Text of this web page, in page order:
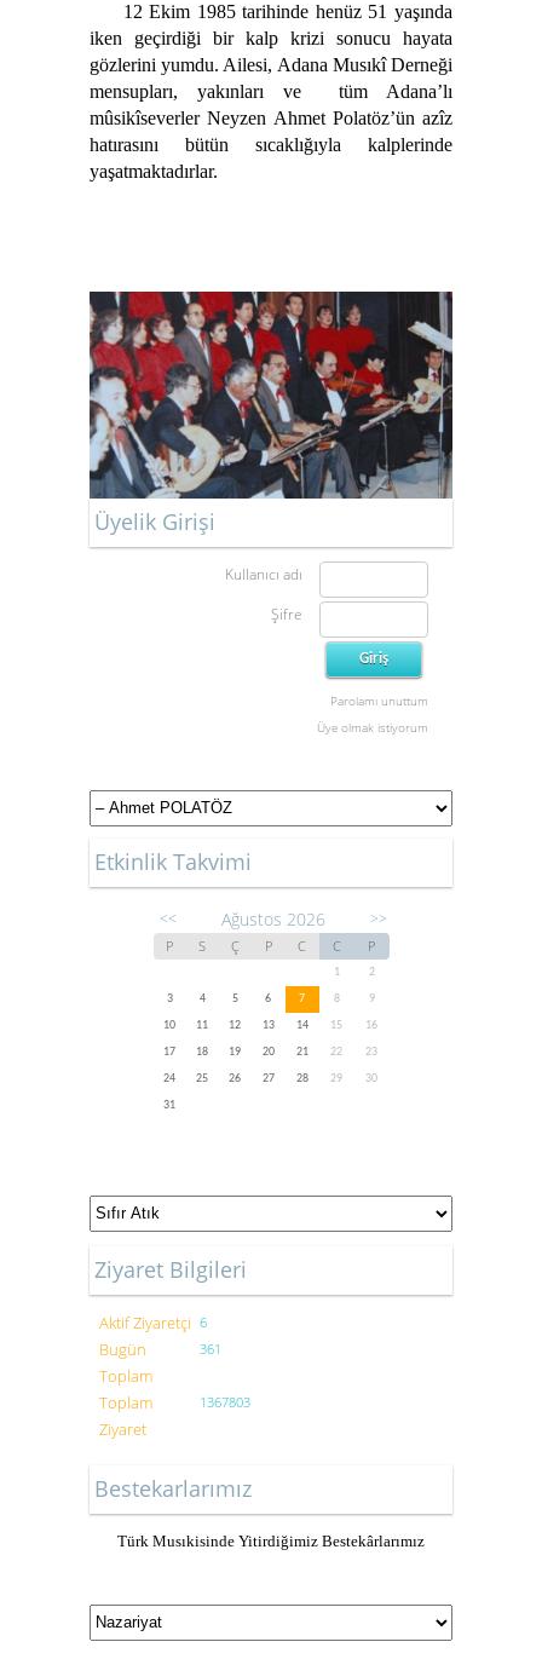
12 Ekim 1985 tarihinde henüz 51 yaşında
iken geçirdiği bir kalp krizi sonucu hayata
gözlerini yumdu. Ailesi, Adana Musıkî Derneği
mensupları, yakınları ve tüm Adana’lı
mûsikîseverler Neyzen Ahmet Polatöz’ün azîz
hatırasını bütün sıcaklığıyla kalplerinde
yaşatmaktadırlar.
Üyelik Girişi
Kullanıcı adı
Şifre
Parolamı unuttum
Üye olmak istiyorum
Etkinlik Takvimi
<< Ağustos 2026 >>
P S Ç P C C P
1
2
3
4 5 6 7 8
9
10
11 12 13 14 15
16
17
18 19 20 21 22
23
24
25 26 27 28 29
30
31
Ziyaret Bilgileri
Aktif Ziyaretçi 6
Bugün
Toplam
361
Toplam
Ziyaret
1367803
Bestekarlarımız
Türk Musıkisinde Yitirdiğimiz Bestekârlarımız